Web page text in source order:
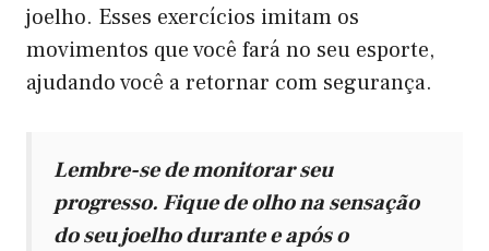
joelho. Esses exercícios imitam os
movimentos que você fará no seu esporte,
ajudando você a retornar com segurança.
Lembre-se de monitorar seu
progresso. Fique de olho na sensação
do seu joelho durante e após o